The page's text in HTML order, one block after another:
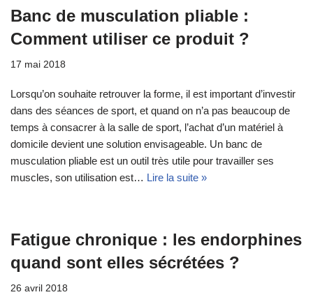
Banc de musculation pliable :
Comment utiliser ce produit ?
17 mai 2018
Lorsqu’on souhaite retrouver la forme, il est important d’investir
dans des séances de sport, et quand on n’a pas beaucoup de
temps à consacrer à la salle de sport, l’achat d’un matériel à
domicile devient une solution envisageable. Un banc de
musculation pliable est un outil très utile pour travailler ses
muscles, son utilisation est… Lire la suite »
Fatigue chronique : les endorphines
quand sont elles sécrétées ?
26 avril 2018